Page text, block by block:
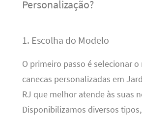
Personalização?
1. Escolha do Modelo
O primeiro passo é selecionar
canecas personalizadas em
RJ que melhor atende às suas
Disponibilizamos diversos